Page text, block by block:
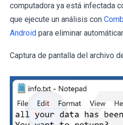
computadora ya está infectada
que ejecute un análisis con
Android para eliminar
Captura de pantalla del archivo